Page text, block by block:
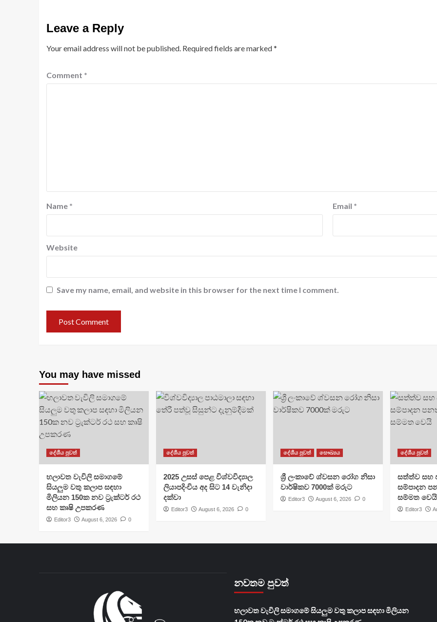
Leave a Reply
Your email address will not be published. Required fields are marked*
Comment *
Name * Email *
Website
Save my name, email, and website in this browser for the next time I comment.
You may have missed
දේශීය පුවත්
හලාවත වැවිලි සමාගමේ
සියලුම වතු කලාප සඳහා
මිලියන 150ක නව ට්‍රැක්ටර් රථ
සහ කෘෂි උපකරණ
Editor3 August 6, 2026 0
දේශීය පුවත්
​2025 උසස් පෙළ විශ්වවිද්‍යාල
ලියාපදිංචිය අද සිට 14 වැනිදා
දක්වා
Editor3 August 6, 2026 0
දේශීය පුවත් සෞඛ්‍යය
ශ්‍රී ලංකාවේ ශ්වසන රෝග නිසා
වාර්ෂිකව 7000ක් මරුට
Editor3 August 6, 2026 0
දේශීය පුවත්
සත්ත්ව සහ
සම්පාදන
සම්මත වෙයි
Editor3
නවතම පුවත්
හලාවත වැවිලි සමාගමේ සියලුම වතු කලාප සඳහා මිලියන